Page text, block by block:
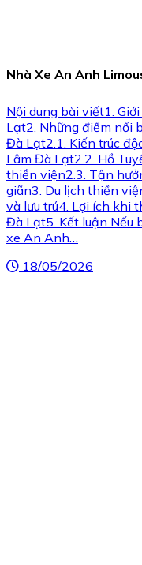
Nhà Xe An Anh
Nội dung bài viết1.
Lạt2. Những điểm nổi
Đà Lạt2.1. Kiến trúc
Lâm Đà Lạt2.2. Hồ
thiền viện2.3. Tận
giãn3. Du lịch thiền
và lưu trú4. Lợi ích khi
Đà Lạt5. Kết luận Nếu
xe An Anh…
18/05/2026